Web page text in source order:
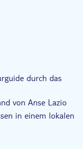
durch das
von Anse Lazio
in einem lokalen
der Küste